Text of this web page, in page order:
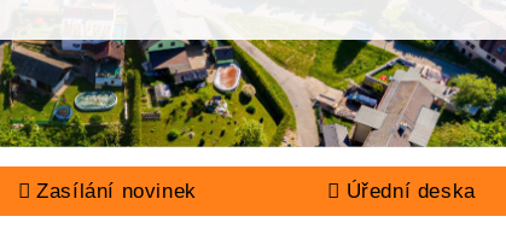
Zasílání novinek Úřední deska